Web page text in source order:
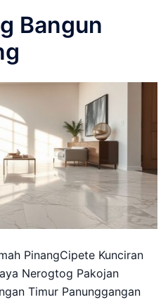
Bangun
PinangCipete Kunciran
Nerogtog Pakojan
Timur Panunggangan